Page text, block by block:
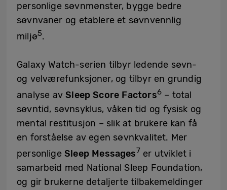
personlige søvnmønster, bygge bedre
søvnvaner og etablere et søvnvennlig
miljø5.
Galaxy Watch-serien tilbyr ledende søvn-
og velværefunksjoner, og tilbyr en grundig
analyse avSleep Score Factors6– total
søvntid, søvnsyklus, våken tid og fysisk og
mental restitusjon – slik at brukere kan få
en forståelse av egen søvnkvalitet. Mer
personligeSleep Messages7 er utviklet i
samarbeid med National Sleep Foundation,
og gir brukerne detaljerte tilbakemeldinger